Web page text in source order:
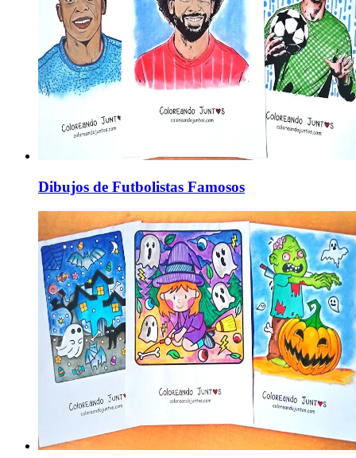
Dibujos de Futbolistas Famosos